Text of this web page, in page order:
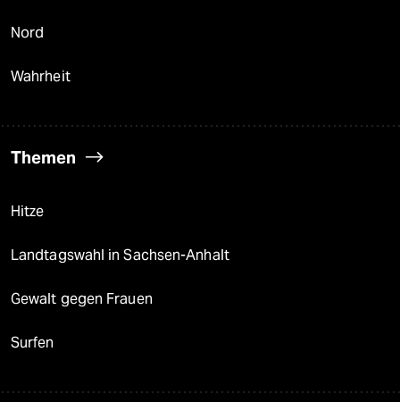
Nord
Wahrheit
Themen
Hitze
Landtagswahl in Sachsen-Anhalt
Gewalt gegen Frauen
Surfen